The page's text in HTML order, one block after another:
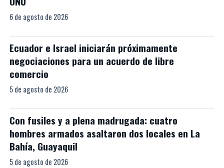
6 de agosto de 2026
Ecuador e Israel iniciarán próximamente
negociaciones para un acuerdo de libre
comercio
5 de agosto de 2026
Con fusiles y a plena madrugada: cuatro
hombres armados asaltaron dos locales en La
Bahía, Guayaquil
5 de agosto de 2026